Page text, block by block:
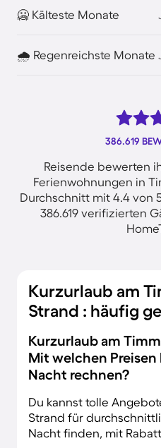
🥶 Kälteste Monate
🌧️ Regenreichste Monate
386.619
Reisende bewerten
Ferienwohnungen in
Durchschnitt mit 4.4 von
386.619 verifizierten
Kurzurlaub am
Strand : häufig
Kurzurlaub am
Mit welchen Preisen
Nacht rechnen?
Du kannst tolle
Strand für
Nacht finden, mit